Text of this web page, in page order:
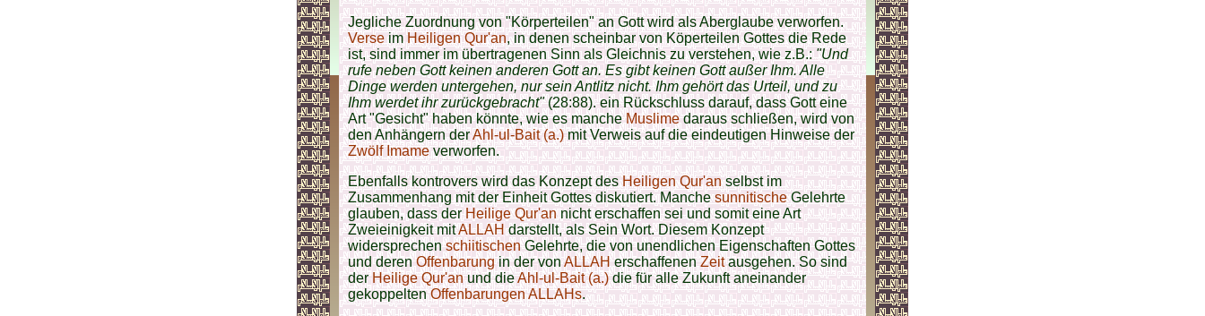
Jegliche Zuordnung von "Körperteilen" an Gott wird als Aberglaube verworfen.
VerseimHeiligen Qur'an, in denen scheinbar von Köperteilen Gottes die Rede
ist, sind immer im übertragenen Sinn als Gleichnis zu verstehen, wie z.B.:"Und
rufe neben Gott keinen anderen Gott an. Es gibt keinen Gott außer Ihm. Alle
Dinge werden untergehen, nur sein Antlitz nicht. Ihm gehört das Urteil, und zu
Ihm werdet ihr zurückgebracht"(28:88). ein Rückschluss darauf, dass Gott eine
Art "Gesicht" haben könnte, wie es mancheMuslimedaraus schließen, wird von
den Anhängern derAhl-ul-Bait (a.)mit Verweis auf die eindeutigen Hinweise der
Zwölf Imameverworfen.
Ebenfalls kontrovers wird das Konzept desHeiligen Qur'anselbst im
Zusammenhang mit der Einheit Gottes diskutiert. ManchesunnitischeGelehrte
glauben, dass derHeilige Qur'annicht erschaffen sei und somit eine Art
Zweieinigkeit mitALLAH darstellt, als Sein Wort. Diesem Konzept
widersprechenschiitischenGelehrte, die von unendlichen Eigenschaften Gottes
und derenOffenbarungin der vonALLAHerschaffenenZeitausgehen. So sind
derHeilige Qur'anund dieAhl-ul-Bait (a.)die für alle Zukunft aneinander
gekoppeltenOffenbarungenALLAHs.